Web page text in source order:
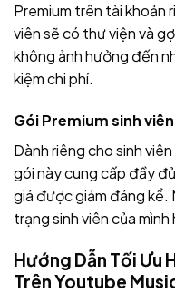
Premium trên tài khoản
viên sẽ có thư viện và
không ảnh hưởng đến
kiệm chi phí.
Gói Premium sinh
Dành riêng cho sinh
gói này cung cấp đầy
giá được giảm đáng kể.
trạng sinh viên của mình
Hướng Dẫn Tối Ưu
Trên Youtube